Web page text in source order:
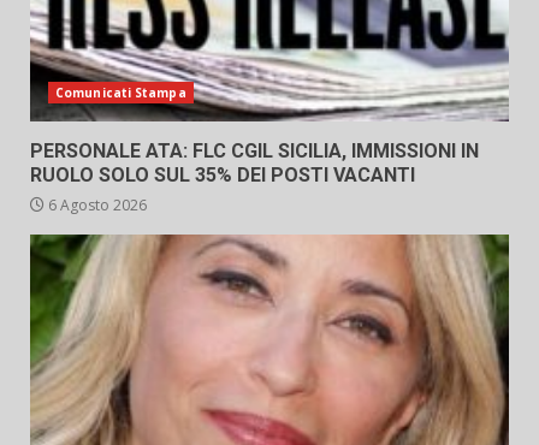
Comunicati Stampa
PERSONALE ATA: FLC CGIL SICILIA, IMMISSIONI IN
RUOLO SOLO SUL 35% DEI POSTI VACANTI
6 Agosto 2026